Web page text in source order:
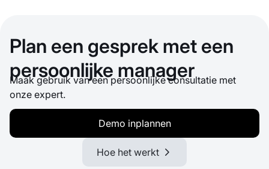
Plan een gesprek met een
persoonlijke manager
Maak gebruik van een persoonlijke consultatie met
onze expert.
Demo inplannen
Hoe het werkt